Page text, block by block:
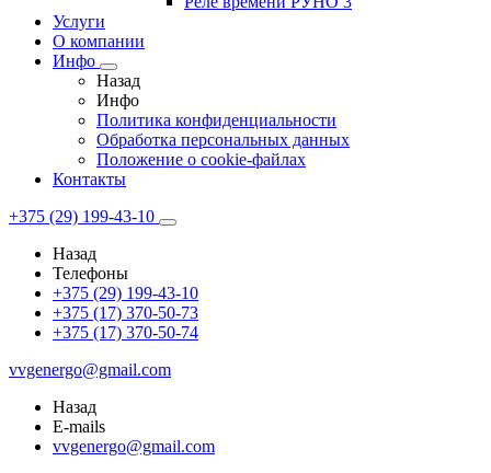
Услуги
О компании
Инфо
Назад
Инфо
Политика конфиденциальности
Обработка персональных данных
Положение о cookie-файлах
Контакты
+375 (29) 199-43-10
Назад
Телефоны
+375 (29) 199-43-10
+375 (17) 370-50-73
+375 (17) 370-50-74
vvgenergo@gmail.com
Назад
E-mails
vvgenergo@gmail.com